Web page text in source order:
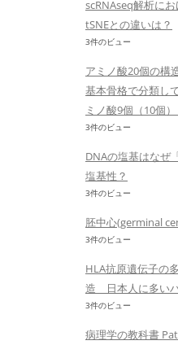
scRNAseq解析に
tSNEとの違いは？
3件のビュー
アミノ酸20個の構
基本骨格で分類し
ミノ酸9個（10個）
3件のビュー
DNAの塩基はなぜ
塩基性？
3件のビュー
胚中心(germinal
3件のビュー
HLA抗原遺伝子の
造 日本人に多い
3件のビュー
病理学の教科書